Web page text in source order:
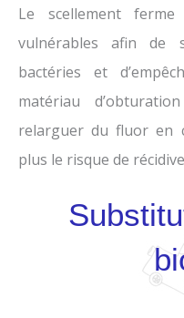
Le scellement
vulnérables afin de
bactéries et
matériau
relarguer du fluor en
plus le risque de